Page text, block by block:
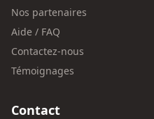
Nos partenaires
Aide / FAQ
Contactez-nous
Témoignages
Contact